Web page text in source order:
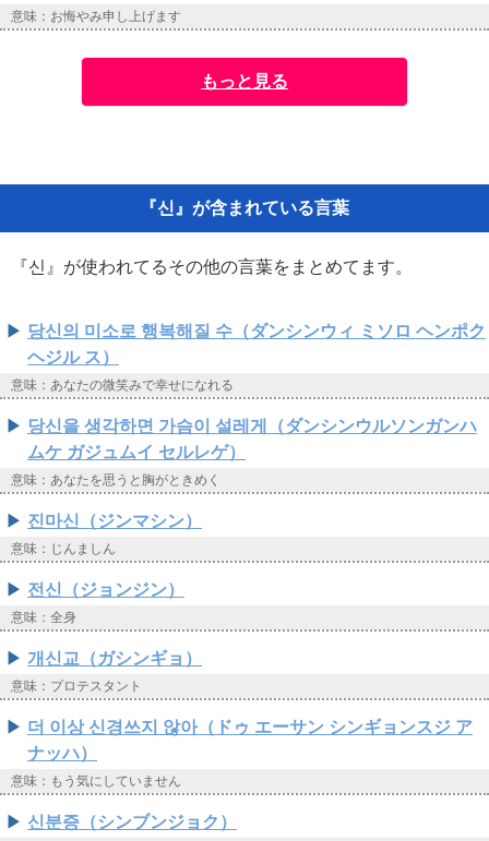
意味：お悔やみ申し上げます
もっと見る
『신』が含まれている言葉
『신』が使われてるその他の言葉をまとめてます。
당신의 미소로 행복해질 수（ダンシンウィ ミソロ ヘンポク
ヘジル ス）
意味：あなたの微笑みで幸せになれる
당신을 생각하면 가슴이 설레게（ダンシンウルソンガンハ
ムケ ガジュムイ セルレゲ）
意味：あなたを思うと胸がときめく
진마신（ジンマシン）
意味：じんましん
전신（ジョンジン）
意味：全身
개신교（ガシンギョ）
意味：プロテスタント
더 이상 신경쓰지 않아（ドゥ エーサン シンギョンスジ ア
ナッハ）
意味：もう気にしていません
신분증（シンブンジョク）